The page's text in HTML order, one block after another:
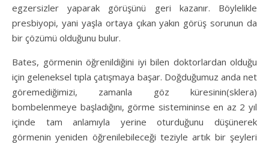
egzersizler yaparak görüşünü geri kazanır. Böylelikle
presbiyopi, yani yaşla ortaya çıkan yakın görüş sorunun da
bir çözümü olduğunu bulur.
Bates, görmenin öğrenildiğini iyi bilen doktorlardan olduğu
için geleneksel tıpla çatışmaya başar. Doğduğumuz anda net
göremediğimizi, zamanla göz küresinin(sklera)
bombelenmeye başladığını, görme sistemininse en az 2 yıl
içinde tam anlamıyla yerine oturduğunu düşünerek
görmenin yeniden öğrenilebileceği teziyle artık bir şeyleri